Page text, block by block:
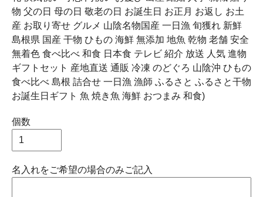
物 父の日 母の日 敬老の日 お誕生日 お正月 お返し お土
産 お取り寄せ グルメ 山陰名物国産 一日漁 旬獲れ 新鮮
島根県 国産 干物 ひもの 海鮮 無添加 地魚 乾物 老舗 安全
無着色 食べ比べ 和食 日本食 テレビ 紹介 放送 人気 進物
ギフトセット 産地直送 通販 冷凍 のどぐろ 山陰沖 ひもの
食べ比べ 島根 詰合せ 一日漁 漁師 ふるさと ふるさと干物
お誕生日ギフト 魚 焼き魚 海鮮 おつまみ 和食)
個数
名入れをご希望の場合のみご記入